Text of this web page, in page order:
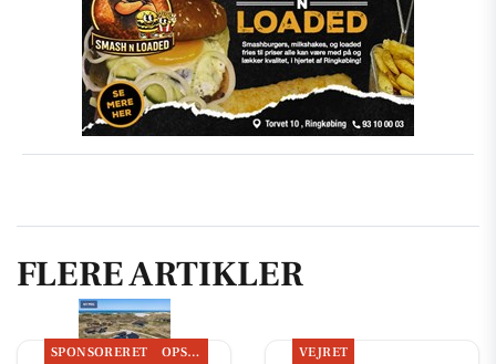
FLERE ARTIKLER
SPONSORERET OPSLAGSTAVLEN VEJRET